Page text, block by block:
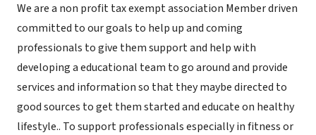
We are a non profit tax exempt association Member driven
committed to our goals to help up and coming
professionals to give them support and help with
developing a educational team to go around and provide
services and information so that they maybe directed to
good sources to get them started and educate on healthy
lifestyle.. To support professionals especially in fitness or